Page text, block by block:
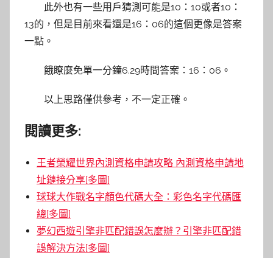
此外也有一些用戶猜測可能是10：10或者10：
13的，但是目前來看還是16：06的這個更像是答案
一點。
餓瞭麼免單一分鐘6.29時間答案：16：06。
以上思路僅供參考，不一定正確。
閱讀更多:
王者榮耀世界內測資格申請攻略 內測資格申請地
址鏈接分享[多圖]
球球大作戰名字顏色代碼大全：彩色名字代碼匯
總[多圖]
夢幻西遊引擎非匹配錯誤怎麼辦？引擎非匹配錯
誤解決方法[多圖]